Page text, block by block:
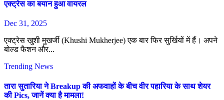
एक्ट्रेस का बयान हुआ वायरल
Dec 31, 2025
एक्ट्रेस खुशी मुखर्जी (Khushi Mukherjee) एक बार फिर सुर्खियों में हैं। अपने
बोल्ड फैशन और...
Trending News
तारा सुतारिया ने Breakup की अफवाहों के बीच वीर पहारिया के साथ शेयर
की Pics, जानें क्या है मामला!